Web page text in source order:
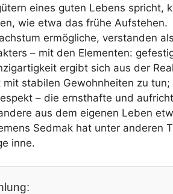
eines guten Lebens spricht,
wie etwa das frühe Aufstehen.
ermögliche, verstanden
– mit den Elementen:
ergibt sich aus der
stabilen Gewohnheiten zu
– die ernsthafte und
aus dem eigenen Leben
Sedmak hat unter anderen
inne.